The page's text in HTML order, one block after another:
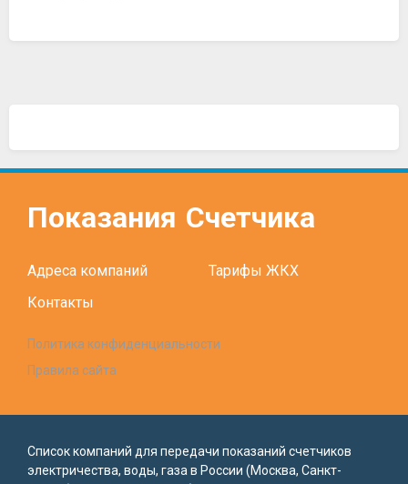
Показания Счетчика
Адреса компаний
Тарифы ЖКХ
Контакты
Политика конфиденциальности
Правила сайта
Список компаний для передачи показаний счетчиков
электричества, воды, газа в России (Москва, Санкт-